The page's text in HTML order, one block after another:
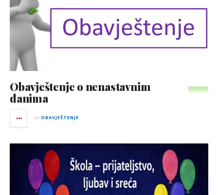
Obavještenje o nenastavnim
danima
in OBAVJEŠTENJE